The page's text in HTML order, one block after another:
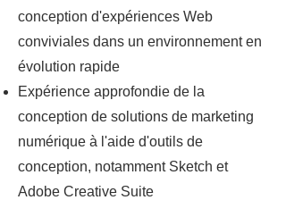
conception d'expériences Web
conviviales dans un environnement en
évolution rapide
Expérience approfondie de la
conception de solutions de marketing
numérique à l'aide d'outils de
conception, notamment Sketch et
Adobe Creative Suite